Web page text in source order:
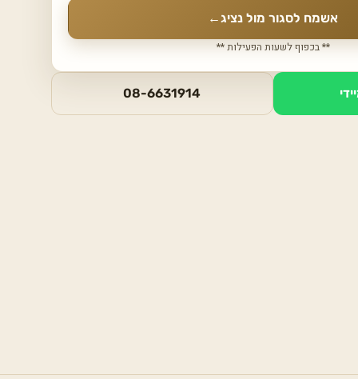
אשמח לסגור מול נציג←
** בכפוף לשעות הפעילות **
08-6631914